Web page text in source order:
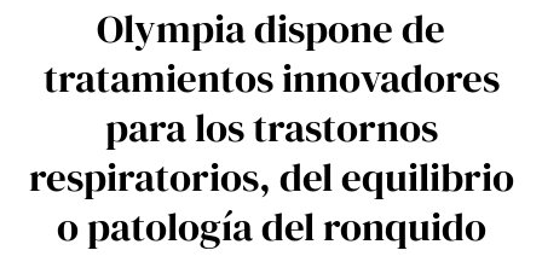
Olympia dispone de
tratamientos innovadores
para los trastornos
respiratorios, del equilibrio
o patología del ronquido